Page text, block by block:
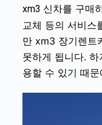
xm3 신차를 구매
교체 등의 서비스
만 xm3 장기렌트
못하게 됩니다.
용할 수 있기 때